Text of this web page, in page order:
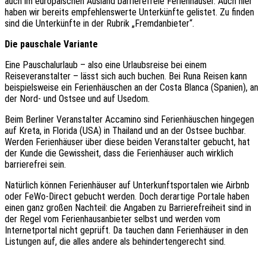
haben wir bereits empfehlenswerte Unterkünfte gelistet. Zu finden
sind die Unterkünfte in der Rubrik „Fremdanbieter“.
Die pauschale Variante
Eine Pauschalurlaub – also eine Urlaubsreise bei einem
Reiseveranstalter – lässt sich auch buchen. Bei Runa Reisen kann
beispielsweise ein Ferienhäuschen an der Costa Blanca (Spanien), an
der Nord- und Ostsee und auf Usedom.
Beim Berliner Veranstalter Accamino sind Ferienhäuschen hingegen
auf Kreta, in Florida (USA) in Thailand und an der Ostsee buchbar.
Werden Ferienhäuser über diese beiden Veranstalter gebucht, hat
der Kunde die Gewissheit, dass die Ferienhäuser auch wirklich
barrierefrei sein.
Natürlich können Ferienhäuser auf Unterkunftsportalen wie Airbnb
oder FeWo-Direct gebucht werden. Doch derartige Portale haben
einen ganz großen Nachteil: die Angaben zu Barrierefreiheit sind in
der Regel vom Ferienhausanbieter selbst und werden vom
Internetportal nicht geprüft. Da tauchen dann Ferienhäuser in den
Listungen auf, die alles andere als behindertengerecht sind.